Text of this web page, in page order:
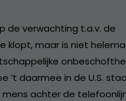
de verwachting t.a.v. de
klopt, maar is niet
’t daarmee in de U.S.
achter de